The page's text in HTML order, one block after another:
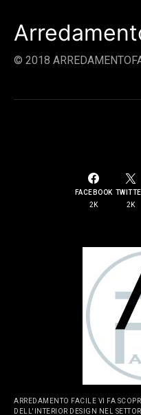
© 2018
FACEBOOK
2K
2K
ARREDAMENTO FACILE VI FA
DELL'INTERIOR DESIGN NEL